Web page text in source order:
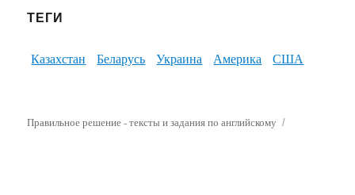
ТЕГИ
Казахстан Беларусь Украина Америка США
Правильное решение - тексты и задания по английскому